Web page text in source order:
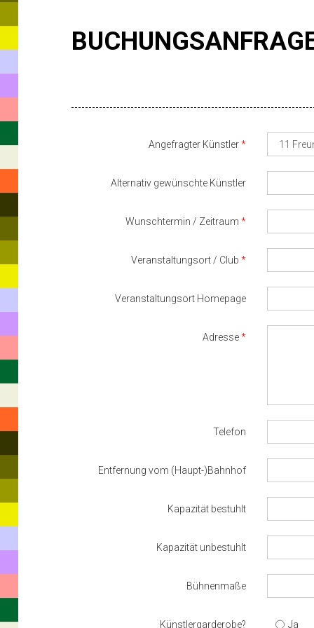
Angefragter Künstler
Alternativ gewünschte Künstler
Wunschtermin / Zeitraum
Veranstaltungsort / Club
Veranstaltungsort Homepage
Adresse
Telefon
Entfernung vom (Haupt-)Bahnhof
Kapazität bestuhlt
Kapazität unbestuhlt
Bühnenmaße
Künstlergarderobe? Ja